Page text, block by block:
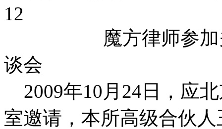
12
魔方律师参加关于
谈会
2009年10月24日，应
室邀请，本所高级合伙